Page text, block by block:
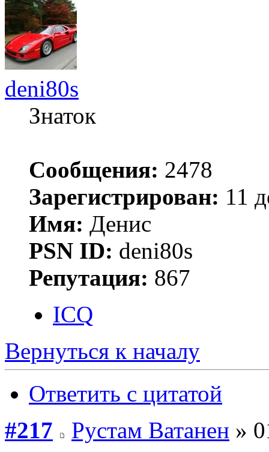
deni80s
Знаток
Сообщения: 2478
Зарегистрирован: 11
Имя: Денис
PSN ID: deni80s
Репутация: 867
ICQ
Вернуться к началу
Ответить с цитатой
#217
Рустам Ватанен »